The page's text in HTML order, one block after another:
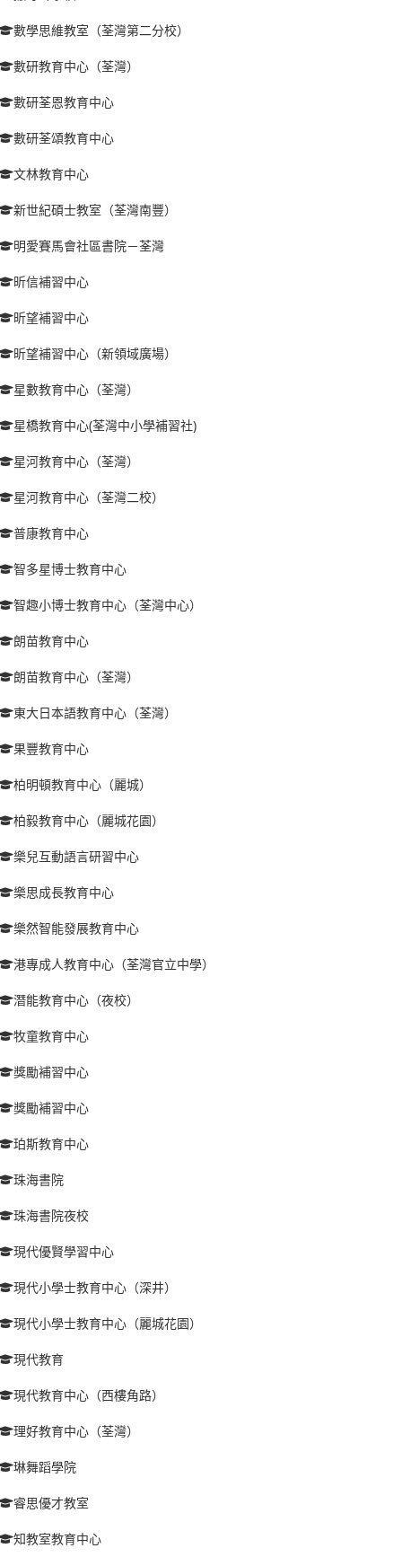
數學思維教室（荃灣第二分校）
數研教育中心（荃灣）
數研荃恩教育中心
數研荃頌教育中心
文林教育中心
新世紀碩士教室（荃灣南豐）
明愛賽馬會社區書院－荃灣
昕信補習中心
昕望補習中心
昕望補習中心（新領域廣場）
星數教育中心（荃灣）
星橋教育中心(荃灣中小學補習社)
星河教育中心（荃灣）
星河教育中心（荃灣二校）
普康教育中心
智多星博士教育中心
智趣小博士教育中心（荃灣中心）
朗苗教育中心
朗苗教育中心（荃灣）
東大日本語教育中心（荃灣）
果豐教育中心
柏明頓教育中心（麗城）
柏毅教育中心（麗城花園）
樂兒互動語言研習中心
樂思成長教育中心
樂然智能發展教育中心
港專成人教育中心（荃灣官立中學）
潛能教育中心（夜校）
牧童教育中心
獎勵補習中心
獎勵補習中心
珀斯教育中心
珠海書院
珠海書院夜校
現代優賢學習中心
現代小學士教育中心（深井）
現代小學士教育中心（麗城花園）
現代教育
現代教育中心（西樓角路）
理好教育中心（荃灣）
琳舞蹈學院
睿思優才教室
知教室教育中心